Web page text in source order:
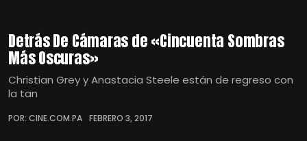
Detrás De Cámaras de «Cincuenta Sombras
Más Oscuras»
Christian Grey y Anastacia Steele están de regreso con
la tan
POR: CINE.COM.PA FEBRERO 3, 2017